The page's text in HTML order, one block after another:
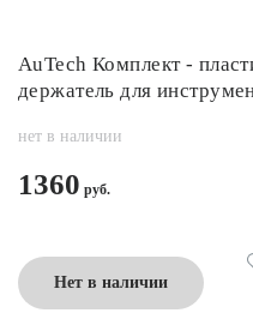
AuTech Комплект -
держатель для
нет в наличии
1360
Нет в наличии